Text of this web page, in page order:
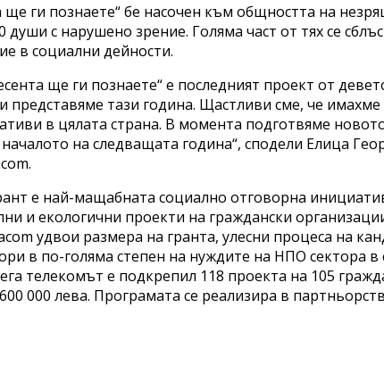
ще ги познаете“ бе насочен към общността на
с нарушено зрение. Голяма част от тях се
в социални дейности.
ще ги познаете“ е последният проект от
представяме тази година. Щастливи сме, че
в цялата страна. В момента подготвяме
на следващата година“, сподели Елица
е най-мащабната социално отговорна
и екологични проекти на граждански
удвои размера на гранта, улесни процеса на
в по-голяма степен на нуждите на НПО сектора в
телекомът е подкрепил 118 проекта на 105
000 лева. Програмата се реализира в